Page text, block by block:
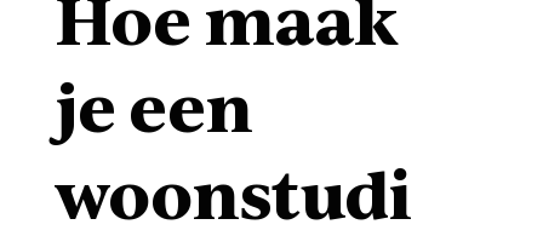
Hoe maak
je een
woonstudi